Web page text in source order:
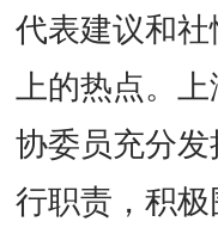
代表建议和社
上的热点。
协委员充分
行职责，积